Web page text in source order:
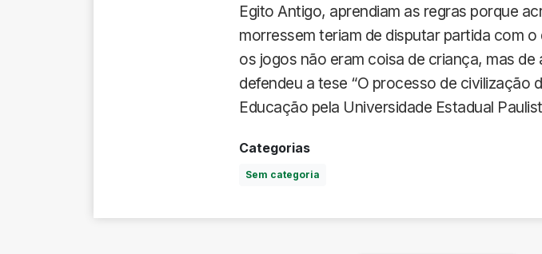
Egito Antigo, aprendiam as regras porque
morressem teriam de disputar partida com
os jogos não eram coisa de criança, mas
defendeu a tese “O processo de civilização
Educação pela Universidade Estadual
Categorias
Sem categoria